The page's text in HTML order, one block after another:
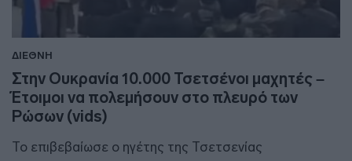
ΔΙΕΘΝΗ
Στην Ουκρανία 10.000 Τσετσένοι μαχητές –
Έτοιμοι να πολεμήσουν στο πλευρό των
Ρώσων (vids)
Το επιβεβαίωσε ο ηγέτης της Τσετσενίας